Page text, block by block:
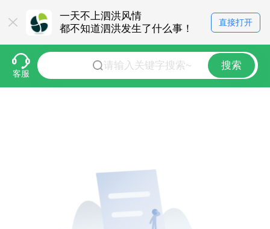
一天不上泗洪风情
都不知道泗洪发生了什么事！
直接打开
客服
搜索